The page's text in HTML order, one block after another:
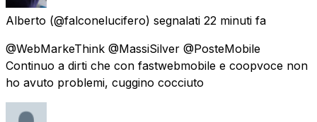
Alberto (@falconelucifero) segnalati 22 minuti fa
@WebMarkeThink @MassiSilver @PosteMobile
Continuo a dirti che con fastwebmobile e coopvoce non
ho avuto problemi, cuggino cocciuto